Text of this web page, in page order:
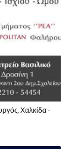
Χαλκίδα -